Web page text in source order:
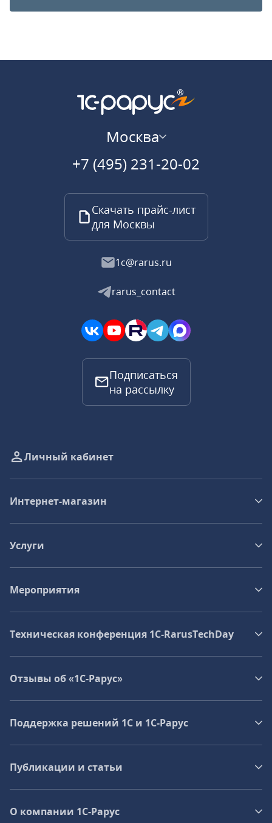
Москва
+7 (495) 231-20-02
Скачать прайс-лист
для Москвы
1c@rarus.ru
rarus_contact
Подписаться
на рассылку
Личный кабинет
Интернет-магазин
Услуги
Мероприятия
Техническая конференция 1C‑RarusTechDay
Отзывы об «1С-Рарус»
Поддержка решений 1С и 1С‑Рарус
Публикации и статьи
О компании 1C-Рарус